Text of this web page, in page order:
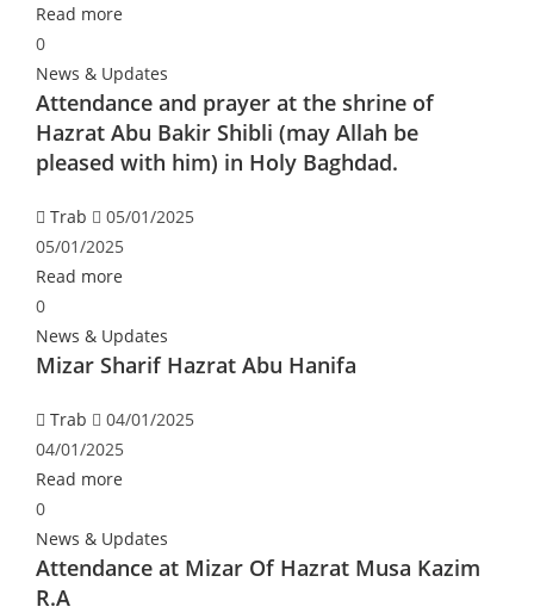
Read more
0
News & Updates
Attendance and prayer at the shrine of
Hazrat Abu Bakir Shibli (may Allah be
pleased with him) in Holy Baghdad.
Trab
05/01/2025
05/01/2025
Read more
0
News & Updates
Mizar Sharif Hazrat Abu Hanifa
Trab
04/01/2025
04/01/2025
Read more
0
News & Updates
Attendance at Mizar Of Hazrat Musa Kazim
R.A